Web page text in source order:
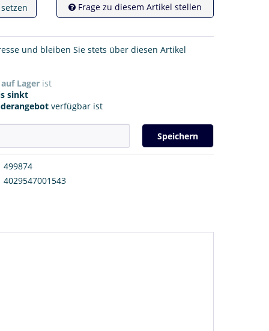
Frage zu diesem Artikel stellen
und bleiben Sie stets über diesen Artikel
auf Lager ist
sinkt
verfügbar ist
Speichern
499874
4029547001543